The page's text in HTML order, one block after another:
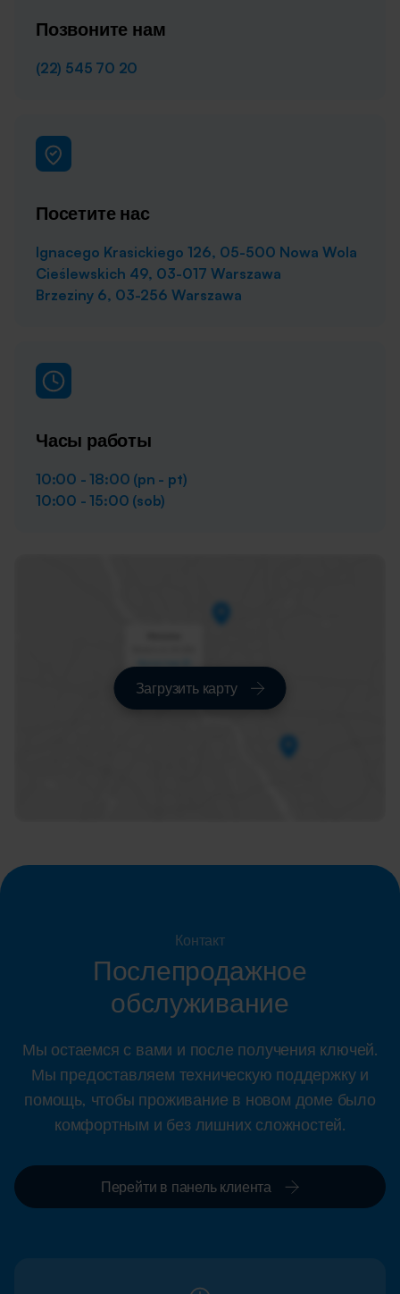
Позвоните нам
(22) 545 70 20
Посетите нас
Ignacego Krasickiego 126, 05-500 Nowa Wola
Cieślewskich 49, 03-017 Warszawa
Brzeziny 6, 03-256 Warszawa
Часы работы
10:00 - 18:00 (pn - pt)
10:00 - 15:00 (sob)
Загрузить карту
Контакт
Послепродажное
обслуживание
Мы остаемся с вами и после получения ключей.
Мы предоставляем техническую поддержку и
помощь, чтобы проживание в новом доме было
комфортным и без лишних сложностей.
Перейти в панель клиента